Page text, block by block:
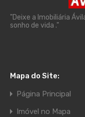
"Deixe a Imobiliária
sonho de vida ."
Mapa do Site:
Página Principal
Imóvel no Mapa